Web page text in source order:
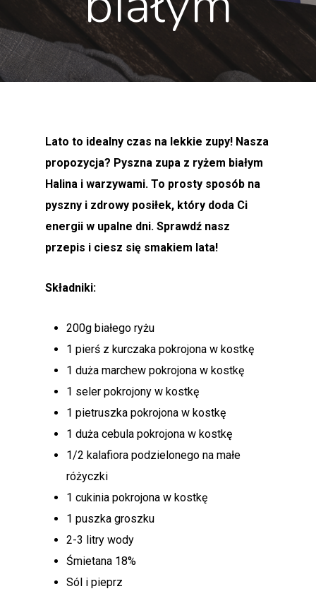
Lato to idealny czas na lekkie zupy! Nasza
propozycja? Pyszna zupa z ryżem białym
Halina i warzywami. To prosty sposób na
pyszny i zdrowy posiłek, który doda Ci
energii w upalne dni. Sprawdź nasz
przepis i ciesz się smakiem lata!
Składniki:
200g białego ryżu
1 pierś z kurczaka pokrojona w kostkę
1 duża marchew pokrojona w kostkę
1 seler pokrojony w kostkę
1 pietruszka pokrojona w kostkę
1 duża cebula pokrojona w kostkę
1/2 kalafiora podzielonego na małe
różyczki
1 cukinia pokrojona w kostkę
1 puszka groszku
2-3 litry wody
Śmietana 18%
Sól i pieprz